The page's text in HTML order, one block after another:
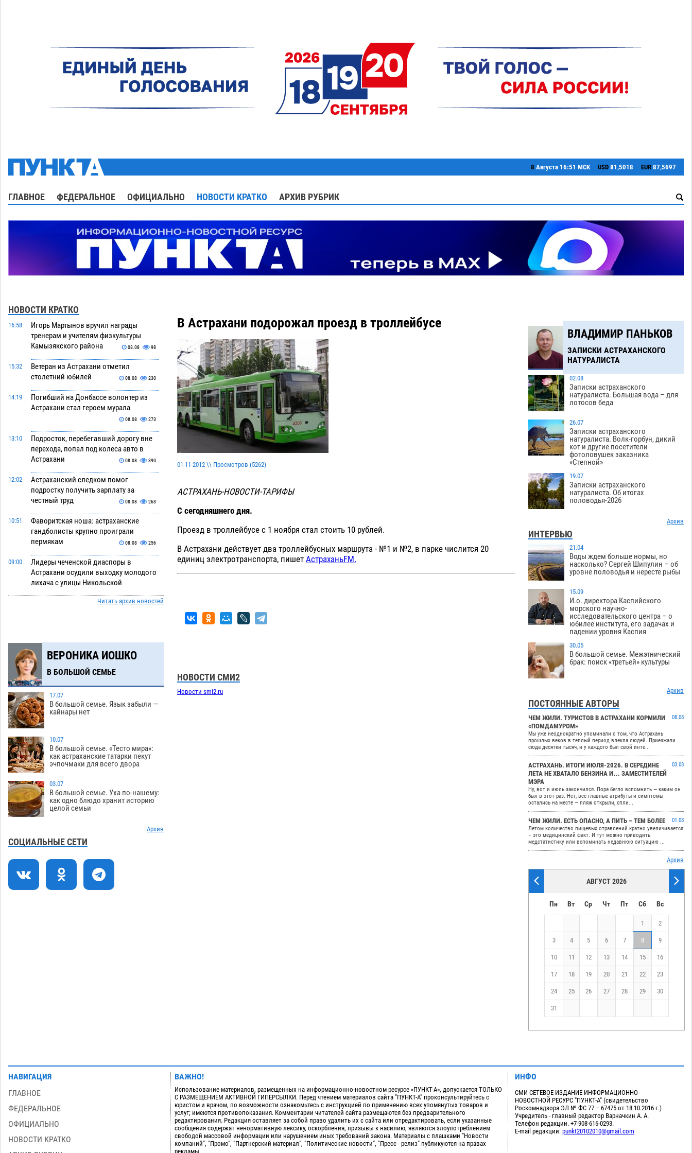
8 Августа 16:51 МСК USD 81,5018 EUR 87,5697
ГЛАВНОЕ ФЕДЕРАЛЬНОЕ ОФИЦИАЛЬНО НОВОСТИ КРАТКО АРХИВ РУБРИК
НОВОСТИ КРАТКО
16:58
Игорь Мартынов вручил награды
тренерам и учителям физкультуры
Камызякского района
08.08 98
15:32
Ветеран из Астрахани отметил
столетний юбилей
08.08 230
14:19
Погибший на Донбассе волонтер из
Астрахани стал героем мурала
08.08 273
13:10
Подросток, перебегавший дорогу вне
перехода, попал под колеса авто в
Астрахани
08.08 390
12:02
Астраханский следком помог
подростку получить зарплату за
честный труд
08.08 263
10:51
Фаворитская ноша: астраханские
гандболисты крупно проиграли
пермякам
08.08 256
09:00
Лидеры чеченской диаспоры в
Астрахани осудили выходку молодого
лихача с улицы Никольской
08.08 635
17:09
Астраханский котлован с мусором
угрожает плодородию Харабалинского
района
16:24
Игорь Редькин проинспектировал
коммунальную готовность
астраханского земельного массива
для льготников
15:28
Тяга к сверхскоростям обошлась
астраханской логистической
компании в 400 тысяч рублей
14:44
Астраханские кутилы сменили барные
стойки на полицейские дежурки
14:09
С 11 августа астраханские водоемы
кубов
13:29
Астраханский аэропорт попробует
отбиться от ворон в апелляционном
Читать архив новостей
ВЕРОНИКА ИОШКО
В БОЛЬШОЙ СЕМЬЕ
17.07
В большой семье. Язык забыли —
кайнары нет
10.07
В большой семье. «Тесто мира»:
как астраханские татарки пекут
эчпочмаки для всего двора
03.07
В большой семье. Уха по-нашему:
как одно блюдо хранит историю
целой семьи
Архив
СОЦИАЛЬНЫЕ СЕТИ
В Астрахани подорожал проезд в троллейбусе
01-11-2012 \\ Просмотров (5262)
АСТРАХАНЬ-НОВОСТИ-ТАРИФЫ
С сегодняшнего дня.
Проезд в троллейбусе с 1 ноября стал стоить 10 рублей.
В Астрахани действует два троллейбусных маршрута - №1 и №2, в парке числится 20
единиц электротранспорта, пишет АстраханьFM.
НОВОСТИ СМИ2
Новости smi2.ru
ВЛАДИМИР ПАНЬКОВ
ЗАПИСКИ АСТРАХАНСКОГО
НАТУРАЛИСТА
02.08
Записки астраханского
натуралиста. Большая вода – для
лотосов беда
26.07
Записки астраханского
натуралиста. Волк-горбун, дикий
кот и другие посетители
фотоловушек заказника
«Степной»
19.07
Записки астраханского
натуралиста. Об итогах
половодья-2026
Архив
ИНТЕРВЬЮ
21.04
Воды ждем больше нормы, но
насколько? Сергей Шипулин – об
уровне половодья и нересте рыбы
15.09
И.о. директора Каспийского
морского научно-
исследовательского центра – о
юбилее института, его задачах и
падении уровня Каспия
30.05
В большой семье. Межэтнический
брак: поиск «третьей» культуры
Архив
ПОСТОЯННЫЕ АВТОРЫ
ЧЕМ ЖИЛИ. ТУРИСТОВ В АСТРАХАНИ КОРМИЛИ
«ПОМДАМУРОМ»
08.08
Мы уже неоднократно упоминали о том, что Астрахань
прошлых веков в теплый период влекла людей. Приезжали
сюда десятки тысяч, и у каждого был свой инте...
АСТРАХАНЬ. ИТОГИ ИЮЛЯ-2026. В СЕРЕДИНЕ
ЛЕТА НЕ ХВАТАЛО БЕНЗИНА И… ЗАМЕСТИТЕЛЕЙ
МЭРА
03.08
Ну, вот и июль закончился. Пора бегло вспомнить — каким он
был в этот раз. Нет, все главные атрибуты и симптомы
остались на месте — пляж открыли, спли...
ЧЕМ ЖИЛИ. ЕСТЬ ОПАСНО, А ПИТЬ – ТЕМ БОЛЕЕ
01.08
Летом количество пищевых отравлений кратно увеличивается
– это медицинский факт. И тут можно приводить
медстатистику или вспоминать недавнюю ситуацию ...
Архив
АВГУСТ 2026
Пн Вт Ср Чт Пт Сб Вс
1 2
3 4 5 6 7 8 9
10 11 12 13 14 15 16
17 18 19 20 21 22 23
24 25 26 27 28 29 30
31
НАВИГАЦИЯ
ГЛАВНОЕ
ФЕДЕРАЛЬНОЕ
ОФИЦИАЛЬНО
НОВОСТИ КРАТКО
ВАЖНО!
Использование материалов, размещенных на информационно-новостном ресурсе «ПУНКТ-А», допускается ТОЛЬКО
С РАЗМЕЩЕНИЕМ АКТИВНОЙ ГИПЕРСЫЛКИ. Перед чтением материалов сайта "ПУНКТ-А" проконсультируйтесь с
юристом и врачом, по возможности ознакомьтесь с инструкцией по применению всех упомянутых товаров и
услуг; имеются противопоказания. Комментарии читателей сайта размещаются без предварительного
редактирования. Редакция оставляет за собой право удалить их с сайта или отредактировать, если указанные
сообщения содержат ненормативную лексику, оскорбления, призывы к насилию, являются злоупотреблением
свободой массовой информации или нарушением иных требований закона. Материалы с плашками "Новости
компаний", "Промо", "Партнерский материал", "Политические новости", "Пресс - релиз" публикуются на правах
рекламы.
ИНФО
СМИ СЕТЕВОЕ ИЗДАНИЕ ИНФОРМАЦИОННО-
НОВОСТНОЙ РЕСУРС "ПУНКТ-А" (свидетельство
Роскомнадзора ЭЛ № ФС 77 – 67475 от 18.10.2016 г.)
Учредитель - главный редактор Варначкин А. А.
Телефон редакции. +7-908-616-0293.
E-mail редакции: punkt20102010@gmail.com